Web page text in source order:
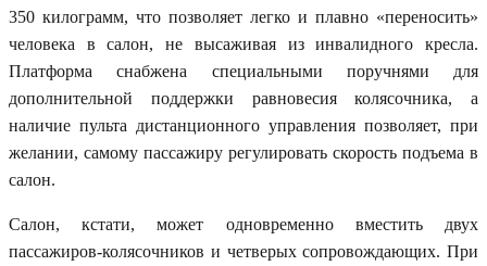
350 килограмм, что позволяет легко и плавно «переносить»
человека в салон, не высаживая из инвалидного кресла.
Платформа снабжена специальными поручнями для
дополнительной поддержки равновесия колясочника, а
наличие пульта дистанционного управления позволяет, при
желании, самому пассажиру регулировать скорость подъема в
салон.
Салон, кстати, может одновременно вместить двух
пассажиров-колясочников и четверых сопровождающих. При